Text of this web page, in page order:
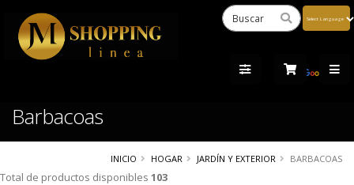
Barbacoas
INICIO HOGAR JARDÍN Y EXTERIOR BARBACOAS
Total de productos disponibles 103